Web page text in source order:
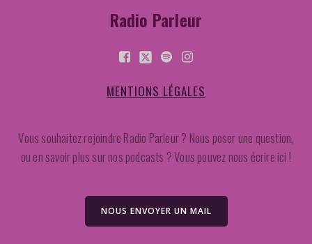
Radio Parleur
MENTIONS LÉGALES
Vous souhaitez rejoindre Radio Parleur ? Nous poser une question,
ou en savoir plus sur nos podcasts ? Vous pouvez nous écrire ici !
NOUS ENVOYER UN MAIL